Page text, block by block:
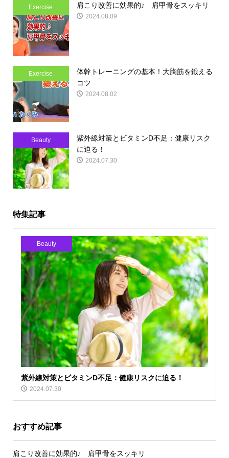
Exercise 肩こり改善に効果的♪ 肩甲骨をスッキリ
2024.08.09
Exercise
体幹トレーニングの基本！大胸筋を鍛える
コツ
2024.08.02
Beauty
紫外線対策とビタミンD不足：健康リスク
に迫る！
2024.07.30
特集記事
Beauty
紫外線対策とビタミンD不足：健康リスクに迫る！
2024.07.30
おすすめ記事
肩こり改善に効果的♪ 肩甲骨をスッキリ